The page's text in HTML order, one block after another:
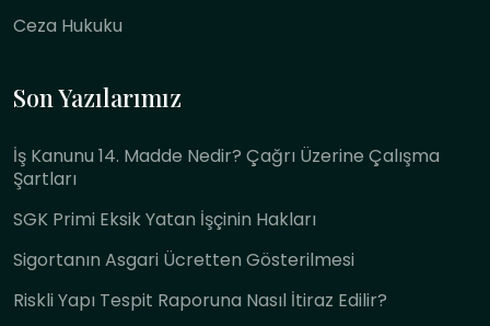
Ceza Hukuku
Son Yazılarımız
İş Kanunu 14. Madde Nedir? Çağrı Üzerine Çalışma
Şartları
SGK Primi Eksik Yatan İşçinin Hakları
Sigortanın Asgari Ücretten Gösterilmesi
Riskli Yapı Tespit Raporuna Nasıl İtiraz Edilir?